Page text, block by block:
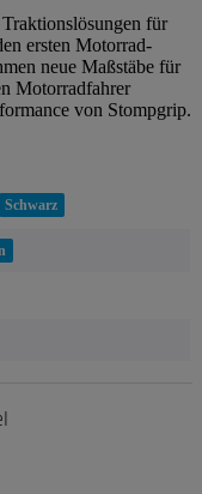
für
ersten Motorrad-
neue Maßstäbe für
Motorradfahrer
von Stompgrip.
Schwarz